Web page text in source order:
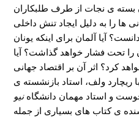
بسته ی نجات از طرف طلبکاران
ها را به دلیل ایجاد تنش داخلی
آیا آلمان برای اینکه یونان
تحت فشار خواهد گذاشت؟ آیا
کرد؟ اثر آن بر اقتصاد جهانی
ریچارد ولف، استاد بازنشسته ی
و استاد مهمان دانشگاهنیو
ی کتاب های بسیاری از جمله